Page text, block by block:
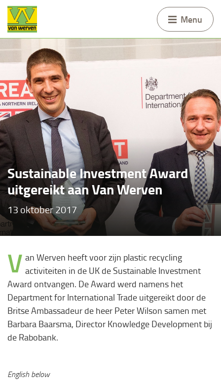
Menu
Sustainable Investment Award
uitgereikt aan Van Werven
13 oktober 2017
V an Werven heeft voor zijn plastic recycling
activiteiten in de UK de Sustainable Investment
Award ontvangen. De Award werd namens het
Department for International Trade uitgereikt door de
Britse Ambassadeur de heer Peter Wilson samen met
Barbara Baarsma, Director Knowledge Development bij
de Rabobank.
English below